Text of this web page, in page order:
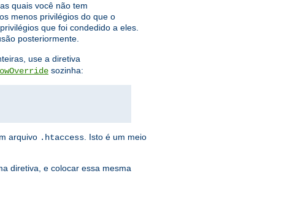
quais você não tem
menos privilégios do que o
que foi condedido a eles.
posteriormente.
use a diretiva
sozinha:
arquivo .htaccess. Isto é um meio
diretiva, e colocar essa mesma